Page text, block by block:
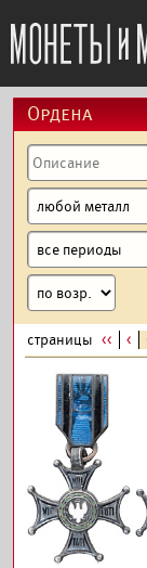
Ордена
страницы << <